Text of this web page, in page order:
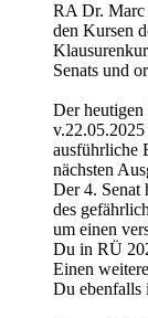
RA Dr. Marc
den Kursen
Senats und
Der
ausführliche
nächsten
Der 4. Senat
des
um einen
Du in RÜ
Einen
Du ebenfalls